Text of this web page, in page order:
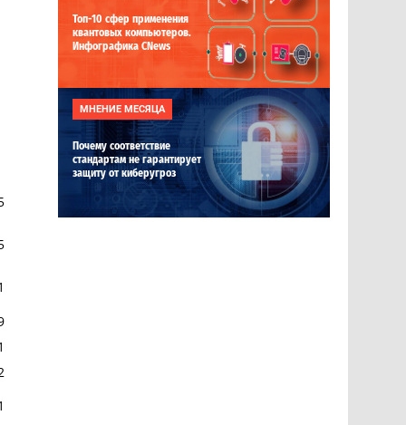
Топ-10 сфер применения
квантовых компьютеров.
Инфографика CNews
МНЕНИЕ МЕСЯЦА
Почему соответствие
стандартам не гарантирует
защиту от киберугроз